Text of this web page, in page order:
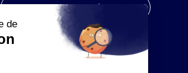
Visiter la page de l'émission